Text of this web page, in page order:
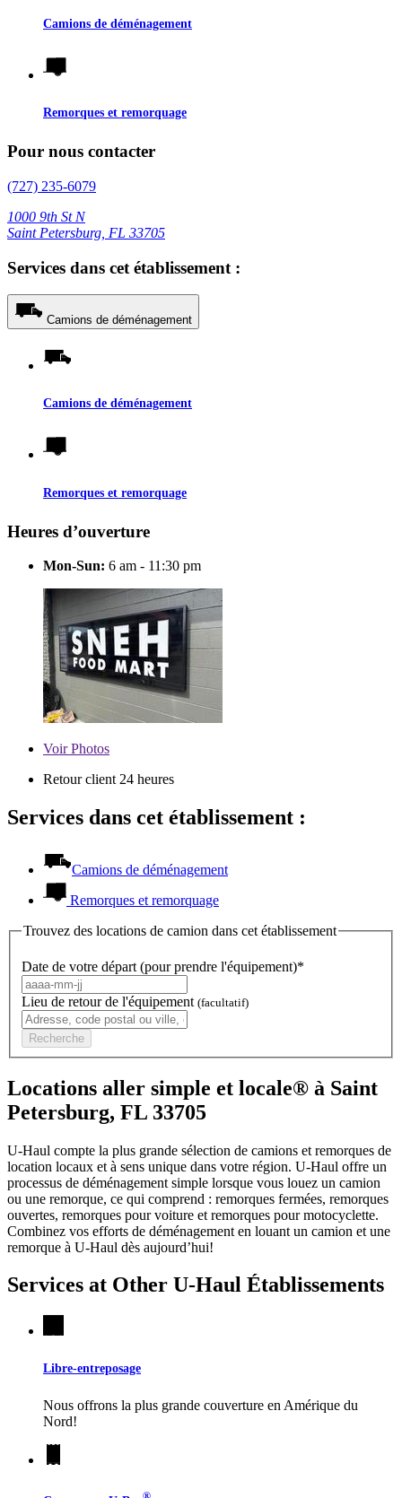
Camions de déménagement
Remorques et remorquage
Pour nous contacter
(727) 235-6079
1000 9th St N
Saint Petersburg, FL 33705
Services dans cet établissement :
Camions de déménagement
Camions de déménagement
Remorques et remorquage
Heures d’ouverture
Mon-Sun: 6 am - 11:30 pm
VoirPhotos
Retour client 24 heures
Services dans cet établissement :
Camions de déménagement
Remorques et remorquage
Trouvez des locations de camion dans cet établissement
Date de votre départ (pour prendre l'équipement)*
Lieu de retour de l'équipement (facultatif)
Recherche
Locations aller simple et locale® à Saint
Petersburg, FL 33705
U-Haul compte la plus grande sélection de camions et remorques de
location locaux et à sens unique dans votre région. U-Haul offre un
processus de déménagement simple lorsque vous louez un camion
ou une remorque, ce qui comprend : remorques fermées, remorques
ouvertes, remorques pour voiture et remorques pour motocyclette.
Combinez vos efforts de déménagement en louant un camion et une
remorque à U-Haul dès aujourd’hui!
Services at Other U-Haul Établissements
Libre-entreposage
Nous offrons la plus grande couverture en Amérique du
Nord!